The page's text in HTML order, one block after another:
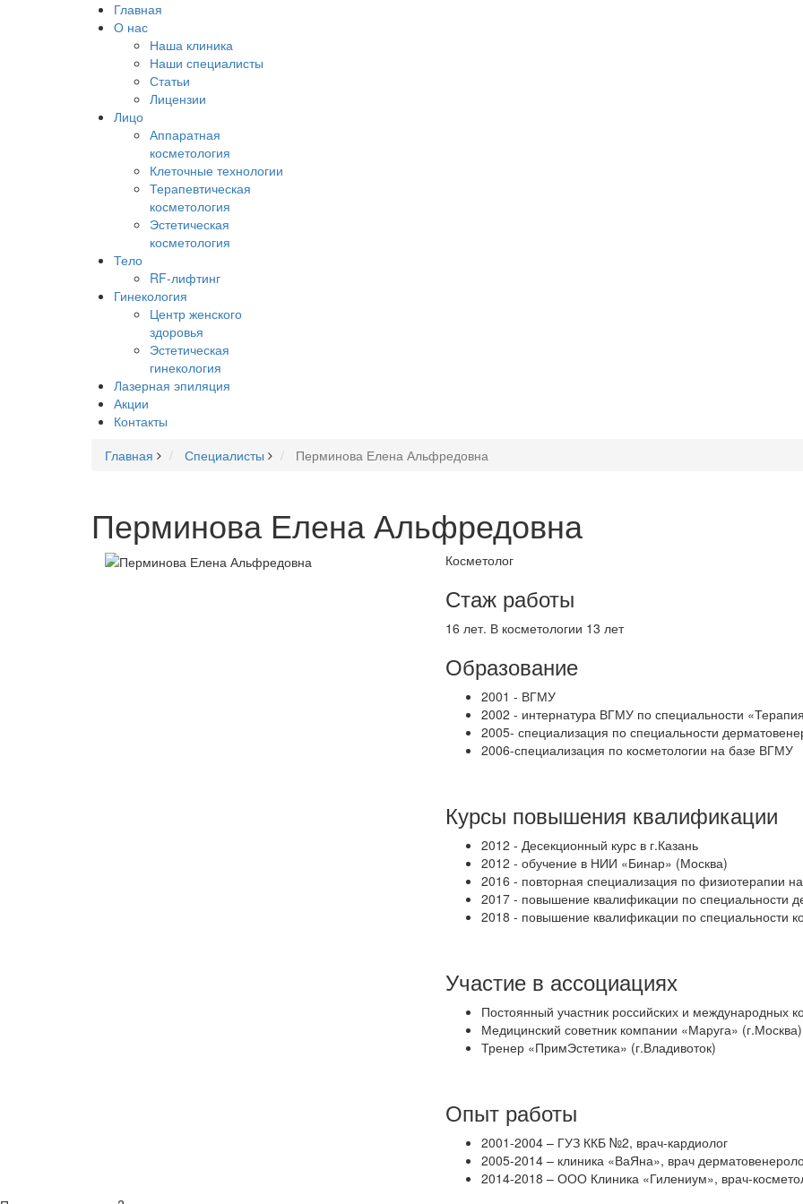
Главная
О нас
Наша клиника
Наши специалисты
Статьи
Лицензии
Лицо
Аппаратная
косметология
Клеточные технологии
Терапевтическая
косметология
Эстетическая
косметология
Тело
RF-лифтинг
Гинекология
Центр женского
здоровья
Эстетическая
гинекология
Лазерная эпиляция
Акции
Контакты
Главная
Специалисты Перминова Елена Альфредовна
Перминова Елена Альфредовна
Косметолог
Стаж работы
16 лет. В косметологии 13 лет
Образование
2001 - ВГМУ
2002 - интернатура ВГМУ по специальности
2005- специализация по специальности
2006-специализация по косметологии на базе ВГМУ
Курсы повышения квалификации
2012 - Десекционный курс в г.Казань
2012 - обучение в НИИ «Бинар» (Москва)
2016 - повторная специализация по физиотерапии
2017 - повышение квалификации по специальности
2018 - повышение квалификации по специальности
Участие в ассоциациях
Постоянный участник российских и международных
Медицинский советник компании «Маруга» (г.Москва)
Тренер «ПримЭстетика» (г.Владивоток)
Опыт работы
2001-2004 – ГУЗ ККБ №2, врач-кардиолог
2005-2014 – клиника «ВаЯна», врач
2014-2018 – ООО Клиника «Гилениум», врач-